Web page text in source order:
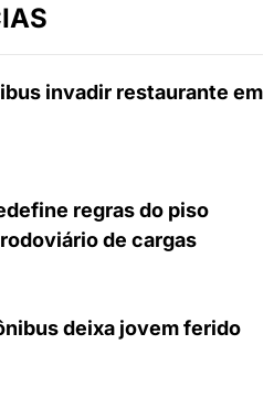
invadir restaurante em
regras do piso
de cargas
deixa jovem ferido